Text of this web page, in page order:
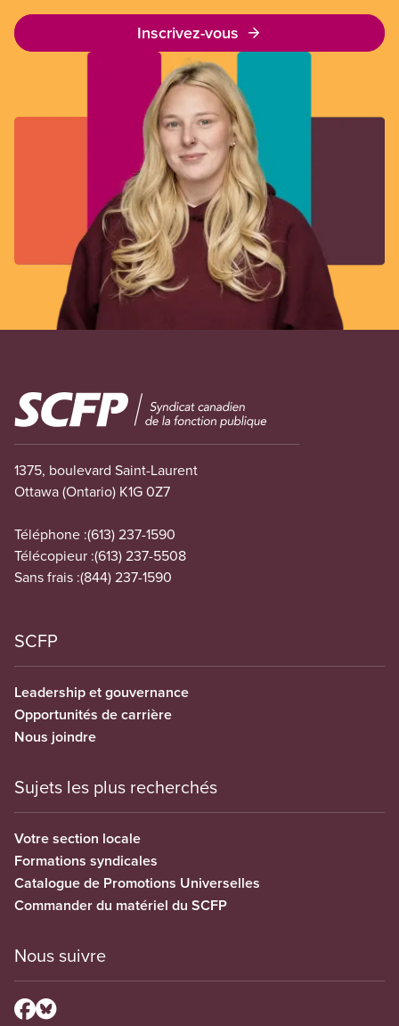
Inscrivez-vous
Image
1375, boulevard Saint-Laurent
Ottawa (Ontario) K1G 0Z7
Téléphone :(613) 237-1590
Télécopieur :(613) 237-5508
Sans frais :(844) 237-1590
SCFP
Leadership et gouvernance
Opportunités de carrière
Nous joindre
Sujets les plus recherchés
Votre section locale
Formations syndicales
Catalogue de Promotions Universelles
Commander du matériel du SCFP
Nous suivre